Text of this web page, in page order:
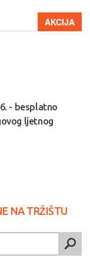
AKCIJA
- besplatno
ljetnog
NA TRŽIŠTU